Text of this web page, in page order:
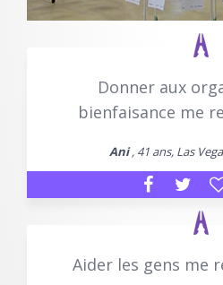
Donner aux
bienfaisance me
Ani, 41 ans, Las
Aider les gens me